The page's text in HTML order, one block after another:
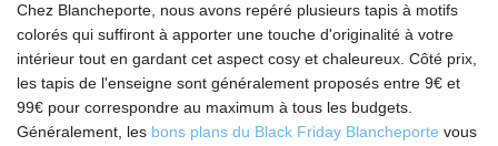
Chez Blancheporte, nous avons repéré plusieurs tapis à motifs
colorés qui suffiront à apporter une touche d'originalité à votre
intérieur tout en gardant cet aspect cosy et chaleureux. Côté prix,
les tapis de l'enseigne sont généralement proposés entre 9€ et
99€ pour correspondre au maximum à tous les budgets.
Généralement, les bons plans du Black Friday Blancheporte vous